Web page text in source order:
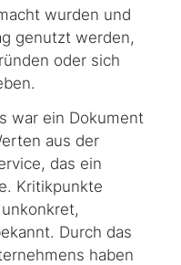
wurden und
genutzt werden,
oder sich
war ein Dokument
aus der
das ein
Kritikpunkte
Durch das
haben